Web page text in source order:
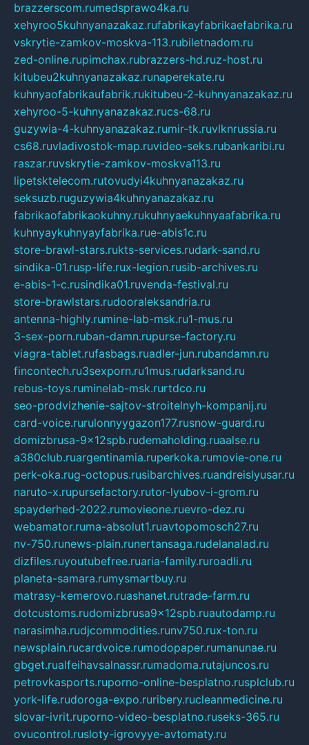
brazzerscom.rumedsprawo4ka.ru
xehyroo5kuhnyanazakaz.rufabrikayfabrikaefabrika.ru
vskrytie-zamkov-moskva-113.rubiletnadom.ru
zed-online.rupimchax.rubrazzers-hd.ruz-host.ru
kitubeu2kuhnyanazakaz.runaperekate.ru
kuhnyaofabrikaufabrik.rukitubeu-2-kuhnyanazakaz.ru
xehyroo-5-kuhnyanazakaz.rucs-68.ru
guzywia-4-kuhnyanazakaz.rumir-tk.ruvlknrussia.ru
cs68.ruvladivostok-map.ruvideo-seks.rubankaribi.ru
raszar.ruvskrytie-zamkov-moskva113.ru
lipetsktelecom.rutovudyi4kuhnyanazakaz.ru
seksuzb.ruguzywia4kuhnyanazakaz.ru
fabrikaofabrikaokuhny.rukuhnyaekuhnyaafabrika.ru
kuhnyaykuhnyayfabrika.rue-abis1c.ru
store-brawl-stars.rukts-services.rudark-sand.ru
sindika-01.rusp-life.rux-legion.rusib-archives.ru
e-abis-1-c.rusindika01.ruvenda-festival.ru
store-brawlstars.rudooraleksandria.ru
antenna-highly.rumine-lab-msk.ru1-mus.ru
3-sex-porn.ruban-damn.rupurse-factory.ru
viagra-tablet.rufasbags.ruadler-jun.rubandamn.ru
fincontech.ru3sexporn.ru1mus.rudarksand.ru
rebus-toys.ruminelab-msk.rurtdco.ru
seo-prodvizhenie-sajtov-stroitelnyh-kompanij.ru
card-voice.rurulonnyygazon177.rusnow-guard.ru
domizbrusa-9x12spb.rudemaholding.ruaalse.ru
a380club.ruargentinamia.ruperkoka.rumovie-one.ru
perk-oka.rug-octopus.rusibarchives.ruandreislyusar.ru
naruto-x.rupursefactory.rutor-lyubov-i-grom.ru
spayderhed-2022.rumovieone.ruevro-dez.ru
webamator.ruma-absolut1.ruavtopomosch27.ru
nv-750.runews-plain.runertansaga.rudelanalad.ru
dizfiles.ruyoutubefree.ruaria-family.ruroadli.ru
planeta-samara.rumysmartbuy.ru
matrasy-kemerovo.ruashanet.rutrade-farm.ru
dotcustoms.rudomizbrusa9x12spb.ruautodamp.ru
narasimha.rudjcommodities.runv750.rux-ton.ru
newsplain.rucardvoice.rumodopaper.rumanunae.ru
gbget.rualfeihavsalnassr.rumadoma.rutajuncos.ru
petrovkasports.ruporno-online-besplatno.rusplclub.ru
york-life.rudoroga-expo.ruribery.rucleanmedicine.ru
slovar-ivrit.ruporno-video-besplatno.ruseks-365.ru
ovucontrol.rusloty-igrovyye-avtomaty.ru